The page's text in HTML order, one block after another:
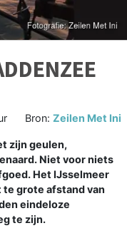
Bron: Zeilen Met Ini
zijn geulen,
Niet voor niets
Het IJsselmeer
grote afstand van
eindeloze
te zijn.